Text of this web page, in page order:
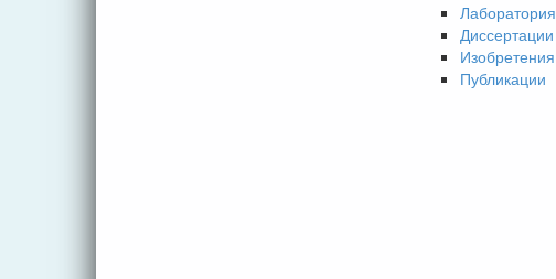
Лаборатория
Диссертации
Изобретения
Публикации